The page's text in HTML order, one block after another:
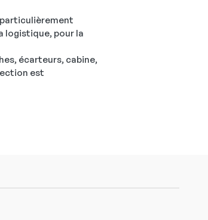
logistique, pour la
écarteurs, cabine,
est